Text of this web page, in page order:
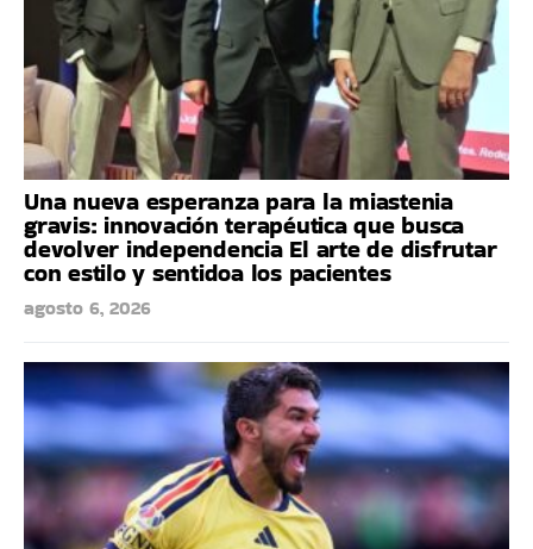
Una nueva esperanza para la miastenia
gravis: innovación terapéutica que busca
devolver independencia El arte de disfrutar
con estilo y sentidoa los pacientes
agosto 6, 2026